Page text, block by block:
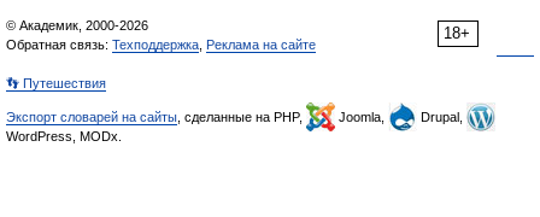
18+
© Академик, 2000-2026
Обратная связь: Техподдержка Реклама на сайте
👣 Путешествия
Экспорт словарей на сайты , сделанные на PHP, Joomla,
Drupal,
WordPress, MODx.